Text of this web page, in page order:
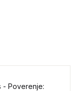
- Poverenje: